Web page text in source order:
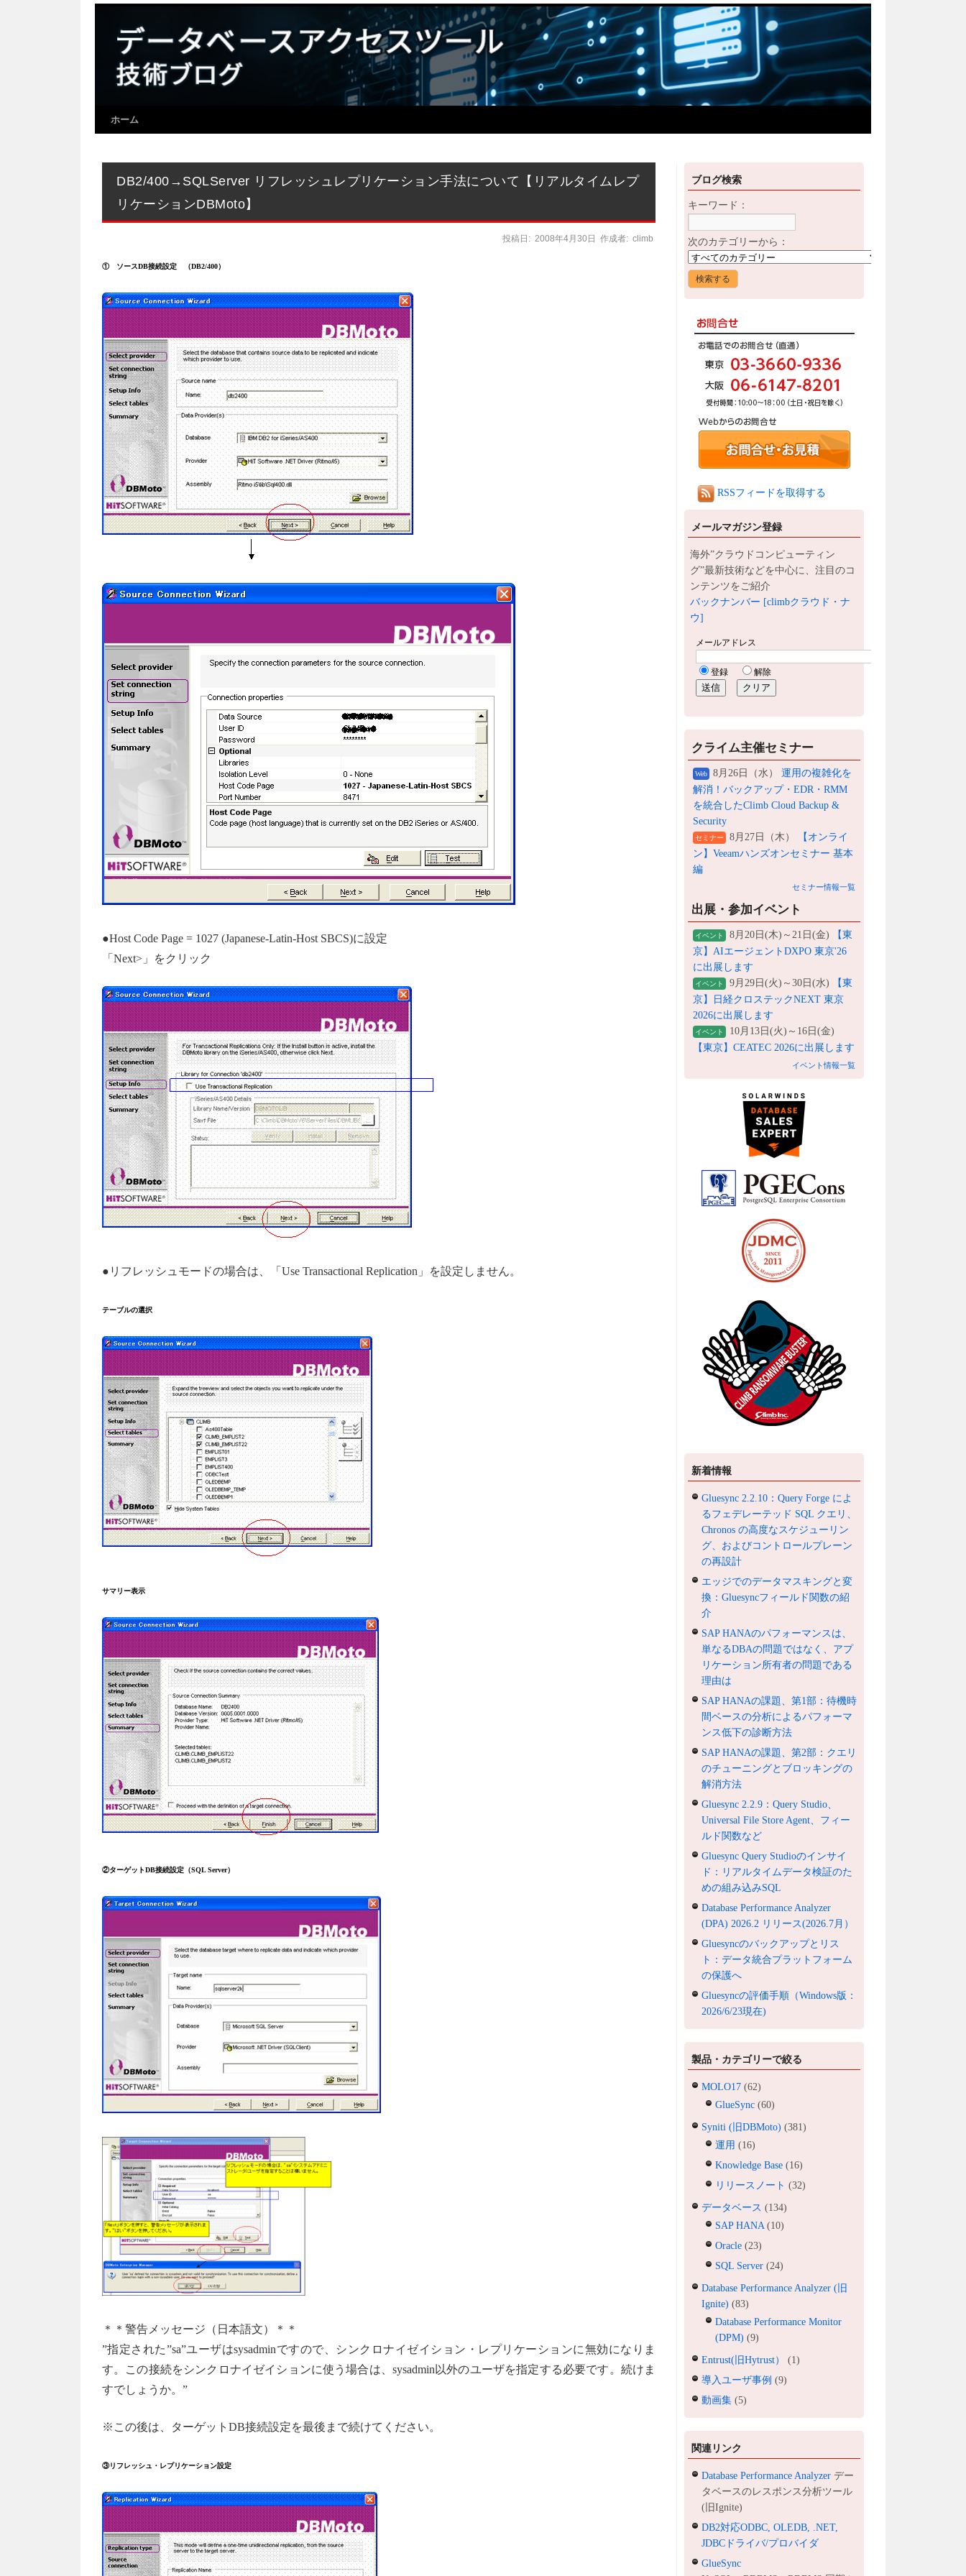
ホーム
DB2/400→SQLServer リフレッシュレプリケーション手法について【リアルタイムレプ
リケーションDBMoto】
投稿日: 2008年4月30日 作成者: climb
① ソースDB接続設定 （DB2/400）
●Host Code Page = 1027 (Japanese-Latin-Host SBCS)に設定
「Next>」をクリック
●リフレッシュモードの場合は、「Use Transactional Replication」を設定しません。
テーブルの選択
サマリー表示
②ターゲットDB接続設定（SQL Server）
＊＊警告メッセージ（日本語文）＊＊
”指定された”sa”ユーザはsysadminですので、シンクロナイゼイション・レプリケーションに無効になりま
す。この接続をシンクロナイゼイションに使う場合は、sysadmin以外のユーザを指定する必要です。続けま
すでしょうか。”
※この後は、ターゲットDB接続設定を最後まで続けてください。
③リフレッシュ・レプリケーション設定
ブログ検索
キーワード：
次のカテゴリーから：
RSSフィードを取得する
メールマガジン登録
海外”クラウドコンピューティン
グ”最新技術などを中心に、注目のコ
ンテンツをご紹介
バックナンバー [climbクラウド・ナ
ウ]
クライム主催セミナー
Web 8月26日（水） 運用の複雑化を
解消！バックアップ・EDR・RMM
を統合したClimb Cloud Backup &
Security
セミナー 8月27日（木）
【オンライ
ン】Veeamハンズオンセミナー 基本
編
セミナー情報一覧
出展・参加イベント
イベント 8月20日(木)～21日(金)
【東
京】AIエージェントDXPO 東京'26
に出展します
イベント 9月29日(火)～30日(水)
【東
京】日経クロステックNEXT 東京
2026に出展します
イベント
10月13日(火)～16日(金)
【東京】CEATEC 2026に出展します
イベント情報一覧
新着情報
Gluesync 2.2.10：Query Forge によ
るフェデレーテッド SQL クエリ、
Chronos の高度なスケジューリン
グ、およびコントロールプレーン
の再設計
エッジでのデータマスキングと変
換：Gluesyncフィールド関数の紹
介
SAP HANAのパフォーマンスは、
単なるDBAの問題ではなく、アプ
リケーション所有者の問題である
理由は
SAP HANAの課題、第1部：待機時
間ベースの分析によるパフォーマ
ンス低下の診断方法
SAP HANAの課題、第2部：クエリ
のチューニングとブロッキングの
解消方法
Gluesync 2.2.9：Query Studio、
Universal File Store Agent、フィー
ルド関数など
Gluesync Query Studioのインサイ
ド：リアルタイムデータ検証のた
めの組み込みSQL
Database Performance Analyzer
(DPA) 2026.2 リリース(2026.7月）
Gluesyncのバックアップとリス
ト：データ統合プラットフォーム
の保護へ
Gluesyncの評価手順（Windows版：
2026/6/23現在)
製品・カテゴリーで絞る
MOLO17 (62)
GlueSync (60)
Syniti (旧DBMoto) (381)
運用 (16)
Knowledge Base (16)
リリースノート (32)
データベース (134)
SAP HANA (10)
Oracle (23)
SQL Server (24)
Database Performance Analyzer (旧
Ignite) (83)
Database Performance Monitor
(DPM) (9)
Entrust(旧Hytrust）
(1)
導入ユーザ事例 (9)
動画集 (5)
関連リンク
Database Performance Analyzer デー
タベースのレスポンス分析ツール
(旧Ignite)
DB2対応ODBC, OLEDB, .NET,
JDBCドライバ/プロバイダ
GlueSync